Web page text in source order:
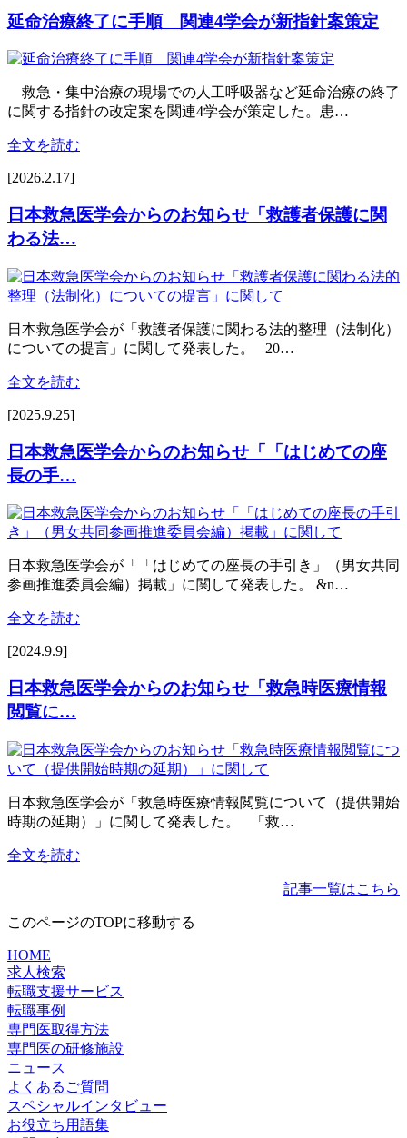
延命治療終了に手順 関連4学会が新指針案策定
救急・集中治療の現場での人工呼吸器など延命治療の終了
に関する指針の改定案を関連4学会が策定した。患…
全文を読む
[2026.2.17]
日本救急医学会からのお知らせ「救護者保護に関
わる法…
日本救急医学会が「救護者保護に関わる法的整理（法制化）
についての提言」に関して発表した。 20…
全文を読む
[2025.9.25]
日本救急医学会からのお知らせ「「はじめての座
長の手…
日本救急医学会が「「はじめての座長の手引き」（男女共同
参画推進委員会編）掲載」に関して発表した。 &n…
全文を読む
[2024.9.9]
日本救急医学会からのお知らせ「救急時医療情報
閲覧に…
日本救急医学会が「救急時医療情報閲覧について（提供開始
時期の延期）」に関して発表した。 「救…
全文を読む
記事一覧はこちら
このページのTOPに移動する
HOME
求人検索
転職支援サービス
転職事例
専門医取得方法
専門医の研修施設
ニュース
よくあるご質問
スペシャルインタビュー
お役立ち用語集